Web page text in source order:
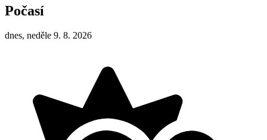
Počasí
dnes, neděle 9. 8. 2026